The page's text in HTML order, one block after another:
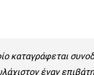
καταγράφεται
έναν